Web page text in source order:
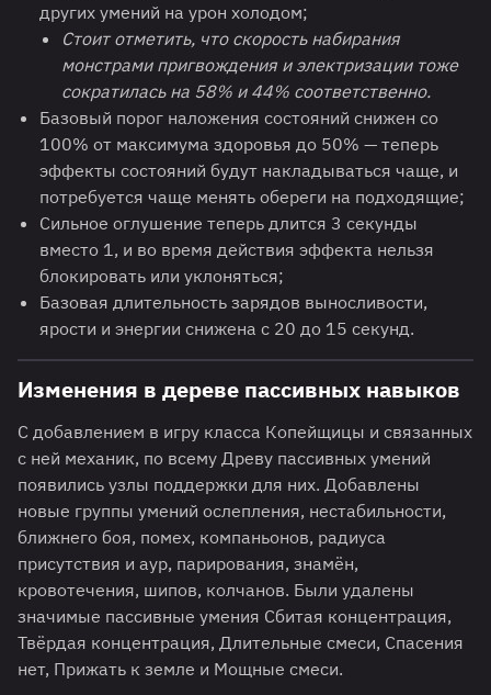
других умений на урон холодом;
Стоит отметить, что скорость набирания
монстрами пригвождения и электризации тоже
сократилась на 58% и 44% соответственно.
Базовый порог наложения состояний снижен со
100% от максимума здоровья до 50% — теперь
эффекты состояний будут накладываться чаще, и
потребуется чаще менять обереги на подходящие;
Сильное оглушение теперь длится 3 секунды
вместо 1, и во время действия эффекта нельзя
блокировать или уклоняться;
Базовая длительность зарядов выносливости,
ярости и энергии снижена с 20 до 15 секунд.
Изменения в дереве пассивных навыков
С добавлением в игру класса Копейщицы и связанных
с ней механик, по всему Древу пассивных умений
появились узлы поддержки для них. Добавлены
новые группы умений ослепления, нестабильности,
ближнего боя, помех, компаньонов, радиуса
присутствия и аур, парирования, знамён,
кровотечения, шипов, колчанов. Были удалены
значимые пассивные умения Сбитая концентрация,
Твёрдая концентрация, Длительные смеси, Спасения
нет, Прижать к земле и Мощные смеси.